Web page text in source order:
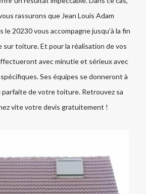
rassurons que Jean Louis Adam
le 20230 vous accompagne jusqu’à la fin
toiture. Et pour la réalisation de vos
avec minutie et sérieux avec
Ses équipes se donneront à
de votre toiture. Retrouvez sa
vite votre devis gratuitement !